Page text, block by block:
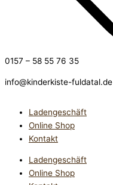
0157 – 58 55 76 35
info@kinderkiste-fuldatal.de
Ladengeschäft
Online Shop
Kontakt
Ladengeschäft
Online Shop